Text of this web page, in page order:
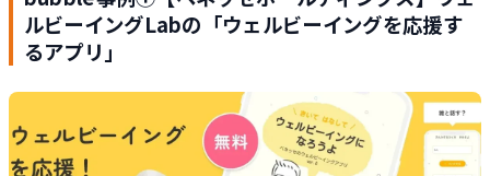
ルビーイングLabの「ウェルビーイングを応援す
るアプリ」